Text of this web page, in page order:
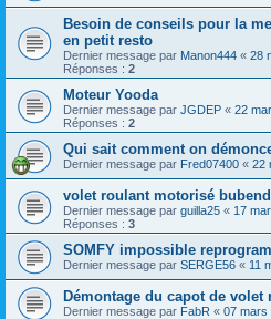
Besoin de conseils pour la
en petit resto
Dernier message par Manon444 « 28
Réponses : 2
Moteur Yooda
Dernier message par JGDEP « 22
Réponses : 2
Qui sait comment on
Dernier message par Fred07400 « 22
volet roulant motorisé
Dernier message par guilla25 « 17
Réponses : 3
SOMFY impossible
Dernier message par SERGE56 « 11
Démontage du capot de
Dernier message par FabR « 07 mars